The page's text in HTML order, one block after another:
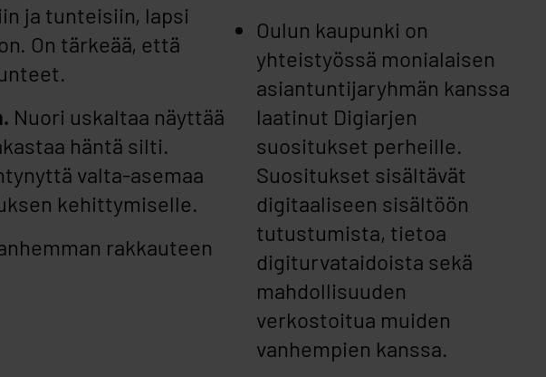
ja tunteisiin, lapsi
On tärkeää, että
Nuori uskaltaa näyttää
häntä silti.
valta-asemaa
kehittymiselle.
rakkauteen
Oulun kaupunki on
yhteistyössä monialaisen
asiantuntijaryhmän kanssa
laatinut Digiarjen
suositukset perheille.
Suositukset sisältävät
digitaaliseen sisältöön
tutustumista, tietoa
digiturvataidoista sekä
mahdollisuuden
verkostoitua muiden
vanhempien kanssa.